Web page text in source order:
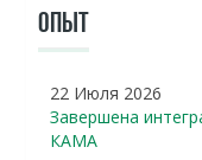
ОПЫТ
22 Июля 2026
Завершена
КАМА